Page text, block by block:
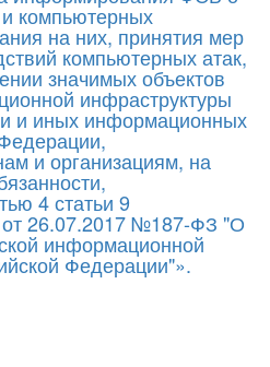
компьютерных
на них, принятия мер
компьютерных атак,
значимых объектов
инфраструктуры
и иных информационных
и организациям, на
4 статьи 9
от 26.07.2017 №187-ФЗ "О
информационной
Федерации"».